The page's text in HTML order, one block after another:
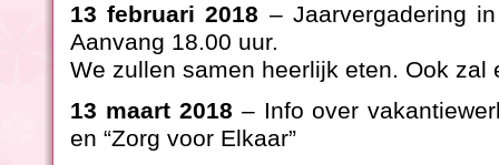
13 februari 2018 – Jaarvergadering
Aanvang 18.00 uur.
We zullen samen heerlijk eten. Ook zal
13 maart 2018 – Info over
en “Zorg voor Elkaar”